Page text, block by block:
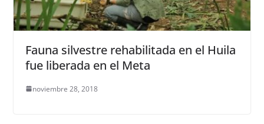
Fauna silvestre rehabilitada en el Huila
fue liberada en el Meta
noviembre 28, 2018